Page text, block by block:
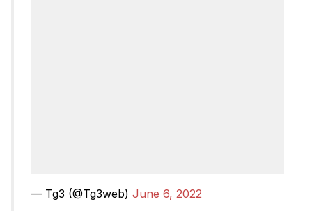
— Tg3 (@Tg3web) June 6, 2022